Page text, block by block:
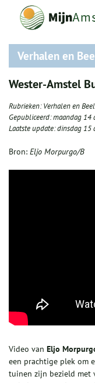
Verhalen en
Wester-Amstel
Rubrieken:Verhalen en
Gepubliceerd:maandag 14
Laatste update:dinsdag 15
Bron: Eljo Morpurgo/B
Video van Eljo
een prachtige plek om
tuinen zijn bezield met